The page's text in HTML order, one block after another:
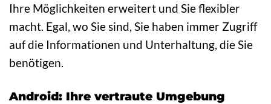
Ihre Möglichkeiten erweitert und Sie flexibler
macht. Egal, wo Sie sind, Sie haben immer Zugriff
auf die Informationen und Unterhaltung, die Sie
benötigen.
Android: Ihre vertraute Umgebung